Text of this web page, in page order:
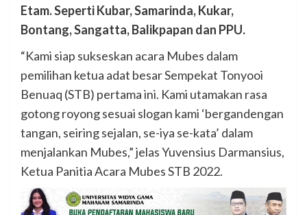
Etam. Seperti Kubar, Samarinda, Kukar,
Bontang, Sangatta, Balikpapan dan PPU.
“Kami siap sukseskan acara Mubes dalam
pemilihan ketua adat besar Sempekat Tonyooi
Benuaq (STB) pertama ini. Kami utamakan rasa
gotong royong sesuai slogan kami ‘bergandengan
tangan, seiring sejalan, se-iya se-kata’ dalam
menjalankan Mubes,” jelas Yuvensius Darmansius,
Ketua Panitia Acara Mubes STB 2022.